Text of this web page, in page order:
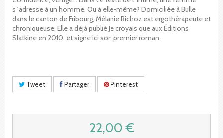
s`adresse à un homme. Ou à elle-même? Domiciliée à Bulle
dans le canton de Fribourg, Mélanie Richoz est ergothérapeute et
chroniqueuse. Elle a déjà publié Je croyais que aux Éditions
Slatkine en 2010, et signe ici son premier roman.
Tweet Partager Pinterest
22,00 €